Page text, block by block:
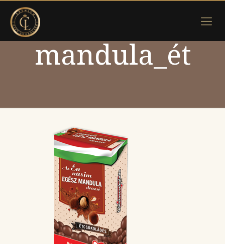
mandula_ét